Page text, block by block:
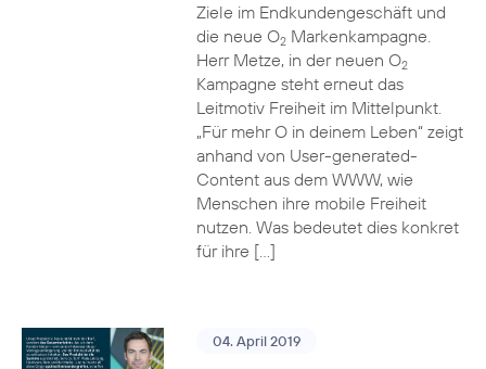
Ziele im Endkundengeschäft und
die neue O2Markenkampagne.
Herr Metze, in der neuen O2
Kampagne steht erneut das
Leitmotiv Freiheit im Mittelpunkt.
„Für mehr O in deinem Leben“ zeigt
anhand von User-generated-
Content aus dem WWW, wie
Menschen ihre mobile Freiheit
nutzen. Was bedeutet dies konkret
für ihre […]
04. April 2019